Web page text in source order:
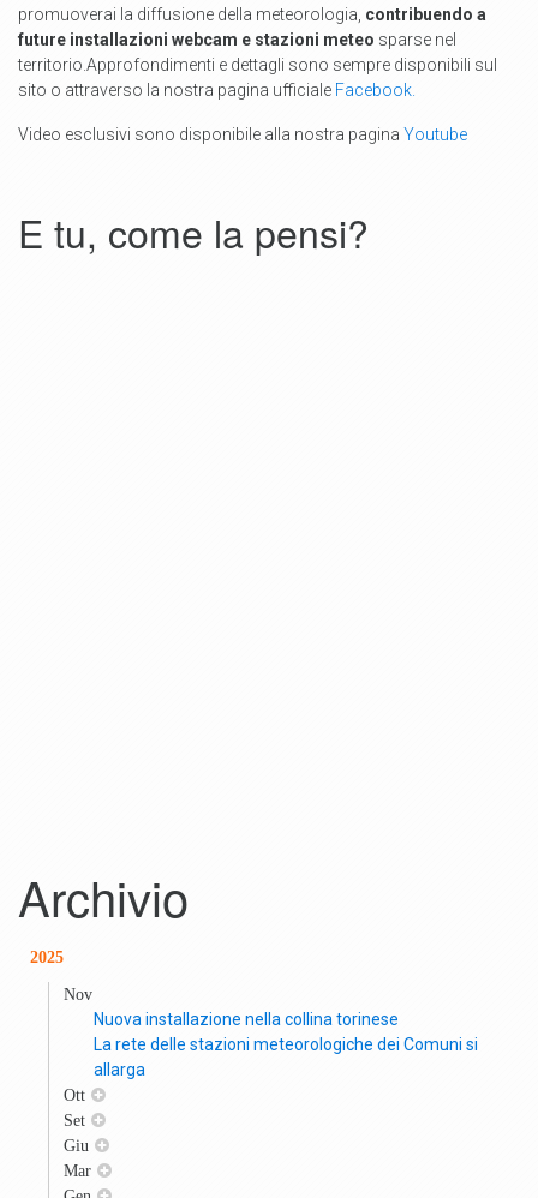
promuoverai la diffusione della meteorologia, contribuendo a
future installazioni webcam e stazioni meteo sparse nel
territorio .Approfondimenti e dettagli sono sempre disponibili sul
sito o attraverso la nostra pagina ufficiale Facebook.
Video esclusivi sono disponibile alla nostra pagina Youtube
E tu, come la pensi?
Archivio
2025
Nov
Nuova installazione nella collina torinese
La rete delle stazioni meteorologiche dei Comuni si
allarga
Ott
Set
Giu
Mar